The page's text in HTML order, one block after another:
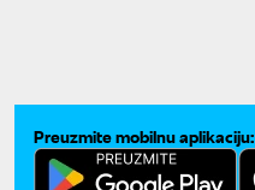
Preuzmite mobilnu aplikaciju: